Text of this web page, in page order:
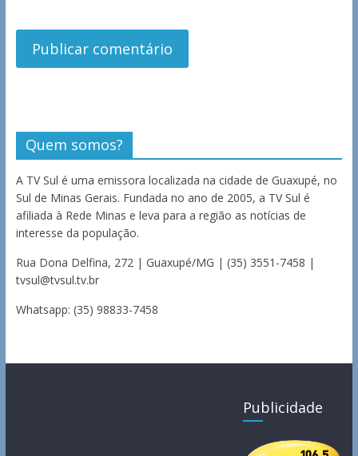
Quem somos?
A TV Sul é uma emissora localizada na cidade de Guaxupé, no
Sul de Minas Gerais. Fundada no ano de 2005, a TV Sul é
afiliada à Rede Minas e leva para a região as notícias de
interesse da população.
Rua Dona Delfina, 272 | Guaxupé/MG | (35) 3551-7458 |
tvsul@tvsul.tv.br
Whatsapp: (35) 98833-7458
Publicidade